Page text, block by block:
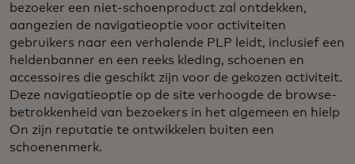
bezoeker een niet-schoenproduct zal ontdekken,
aangezien de navigatieoptie voor activiteiten
gebruikers naar een verhalende PLP leidt, inclusief een
heldenbanner en een reeks kleding, schoenen en
accessoires die geschikt zijn voor de gekozen activiteit.
Deze navigatieoptie op de site verhoogde de browse-
betrokkenheid van bezoekers in het algemeen en hielp
On zijn reputatie te ontwikkelen buiten een
schoenenmerk.